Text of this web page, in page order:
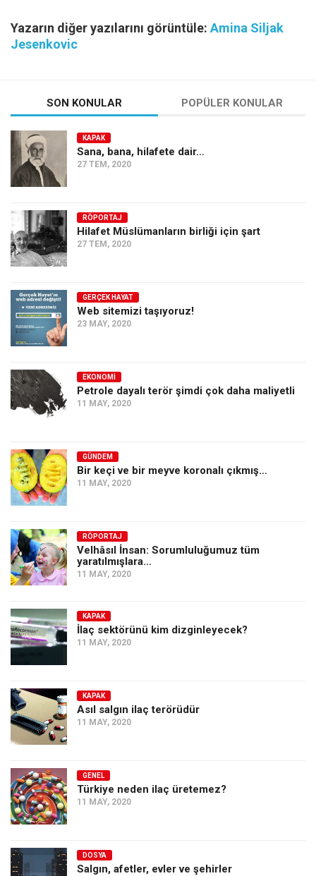
Yazarın diğer yazılarını görüntüle: Amina Siljak
Jesenkovic
SON KONULAR POPÜLER KONULAR
KAPAK
Sana, bana, hilafete dair…
27 TEM, 2020
RÖPORTAJ
Hilafet Müslümanların birliği için şart
27 TEM, 2020
GERÇEK HAYAT
Web sitemizi taşıyoruz!
23 MAY, 2020
EKONOMI
Petrole dayalı terör şimdi çok daha maliyetli
11 MAY, 2020
GÜNDEM
Bir keçi ve bir meyve koronalı çıkmış…
11 MAY, 2020
RÖPORTAJ
Velhâsıl İnsan: Sorumluluğumuz tüm
yaratılmışlara…
11 MAY, 2020
KAPAK
İlaç sektörünü kim dizginleyecek?
11 MAY, 2020
KAPAK
Asıl salgın ilaç terörüdür
11 MAY, 2020
GENEL
Türkiye neden ilaç üretemez?
11 MAY, 2020
DOSYA
Salgın, afetler, evler ve şehirler